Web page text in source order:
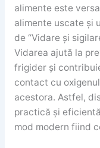
alimente este
alimente uscate și
de “Vidare și
Vidarea ajută la
frigider și
contact cu
acestora. Astfel,
practică și
mod modern fiind